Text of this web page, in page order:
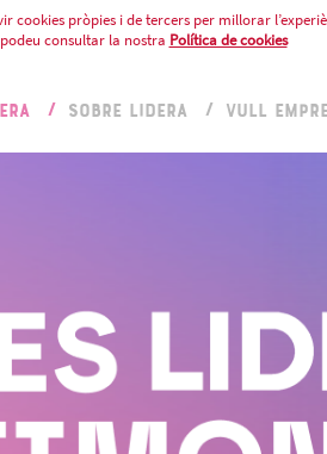
cookies pròpies i de tercers per millorar
consultar la nostra Política de cookies
SOBRE LIDERA VULL